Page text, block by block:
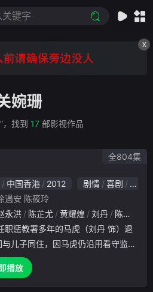
X
婉珊
，找到 17部影视作品
中国香港 2012 剧情 喜剧
家庭
遇安 陈筱玲
永洪 陈芷尤 黄耀煌 刘丹 陈俊坚
儿子同住，因马虎仍沿用看守监犯
治家庭及各人，令小儿子马壮（黎诺
家犹如坐牢，就连他在律师楼的工
播放
全804集